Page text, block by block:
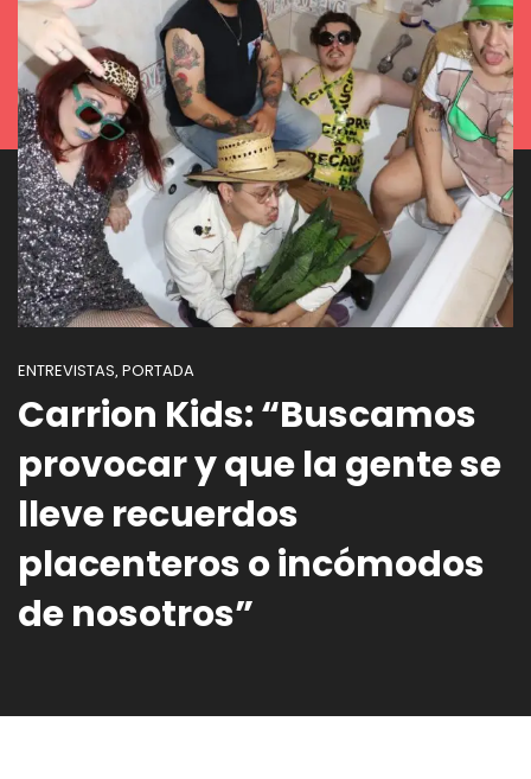
ENTREVISTAS, PORTADA
Carrion Kids: “Buscamos
provocar y que la gente se
lleve recuerdos
placenteros o incómodos
de nosotros”